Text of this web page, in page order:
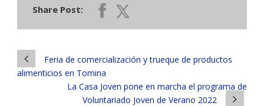
Share Post:
Feria de comercialización y trueque de productos
alimenticios en Tomina
La Casa Joven pone en marcha el programa de
Voluntariado Joven de Verano 2022